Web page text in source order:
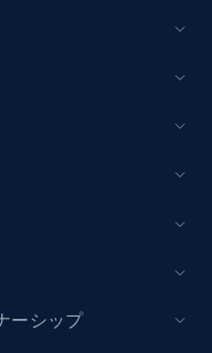
price, Final
ーシップ